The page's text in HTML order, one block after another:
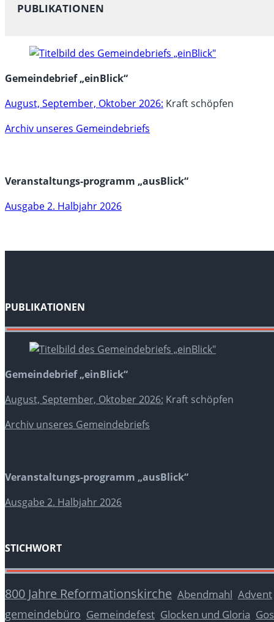
PUBLIKATIONEN
Gemeindebrief „einBlick“
August, September, Oktober 2026: Kraft schöpfen
Archiv unseres Gemeindebriefs
Veranstaltungs-programm „ausBlick“
Ausgabe 2. Halbjahr 2026
PUBLIKATIONEN
Gemeindebrief „einBlick“
August, September, Oktober 2026: Kraft schöpfen
Archiv unseres Gemeindebriefs
Veranstaltungs-programm „ausBlick“
Ausgabe 2. Halbjahr 2026
STICHWORT
800 Jahre Reformationskirche Abendmahl Advent
gemeindebüro Gemeindefest Glocken und Gloria